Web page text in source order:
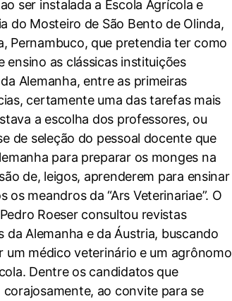
ser instalada a Escola Agrícola e
do Mosteiro de São Bento de Olinda,
Pernambuco, que pretendia ter como
ensino as clássicas instituições
Alemanha, entre as primeiras
certamente uma das tarefas mais
a escolha dos professores, ou
de seleção do pessoal docente que
para preparar os monges na
de, leigos, aprenderem para ensinar
os meandros da “Ars Veterinariae”. O
Roeser consultou revistas
da Alemanha e da Áustria, buscando
um médico veterinário e um agrônomo
Dentre os candidatos que
corajosamente, ao convite para se